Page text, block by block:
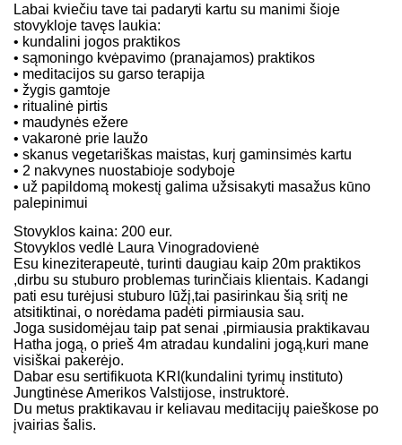
Labai kviečiu tave tai padaryti kartu su manimi šioje
stovykloje tavęs laukia:
• kundalini jogos praktikos
• sąmoningo kvėpavimo (pranajamos) praktikos
• meditacijos su garso terapija
• žygis gamtoje
• ritualinė pirtis
• maudynės ežere
• vakaronė prie laužo
• skanus vegetariškas maistas, kurį gaminsimės kartu
• 2 nakvynes nuostabioje sodyboje
• už papildomą mokestį galima užsisakyti masažus kūno
palepinimui
Stovyklos kaina: 200 eur.
Stovyklos vedlė Laura Vinogradovienė
Esu kineziterapeutė, turinti daugiau kaip 20m praktikos
,dirbu su stuburo problemas turinčiais klientais. Kadangi
pati esu turėjusi stuburo lūžį,tai pasirinkau šią sritį ne
atsitiktinai, o norėdama padėti pirmiausia sau.
Joga susidomėjau taip pat senai ,pirmiausia praktikavau
Hatha jogą, o prieš 4m atradau kundalini jogą,kuri mane
visiškai pakerėjo.
Dabar esu sertifikuota KRI(kundalini tyrimų instituto)
Jungtinėse Amerikos Valstijose, instruktorė.
Du metus praktikavau ir keliavau meditacijų paieškose po
įvairias šalis.